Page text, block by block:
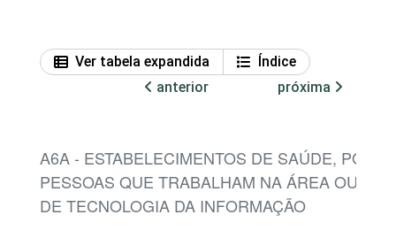
Ver tabela expandida
Índice
anterior
próxima
A6A - ESTABELECIMENTOS DE SAÚDE, POR
PESSOAS QUE TRABALHAM NA ÁREA OU
DE TECNOLOGIA DA INFORMAÇÃO